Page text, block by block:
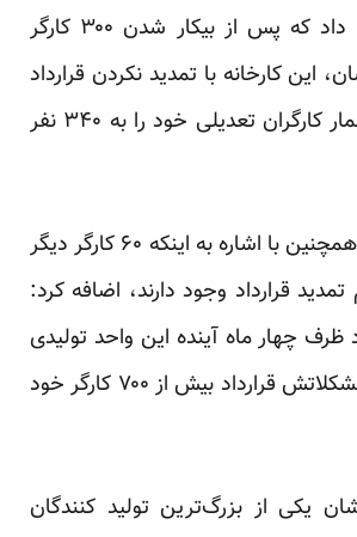
کارگر سمنان خبر داد که پس از بیکار شدن ۳۰۰ کارگر
این کارخانه با تمدید نکردن قرارداد
۴۰ کارگر دیگر، شمار کارگران تعدیلی خود را به ۳۴۰ نفر
حبیب الله محقق همچنین با اشاره به اینکه ۶۰ کارگر دیگر
قرارداد وجود دارند، اضافه کرد:
چهار ماه آینده این واحد تولیدی
به دلیل افزایش مشکلاتش قرارداد بیش از ۷۰۰ کارگر خود
یکی از بزرگ‌ترین تولید کنندگان